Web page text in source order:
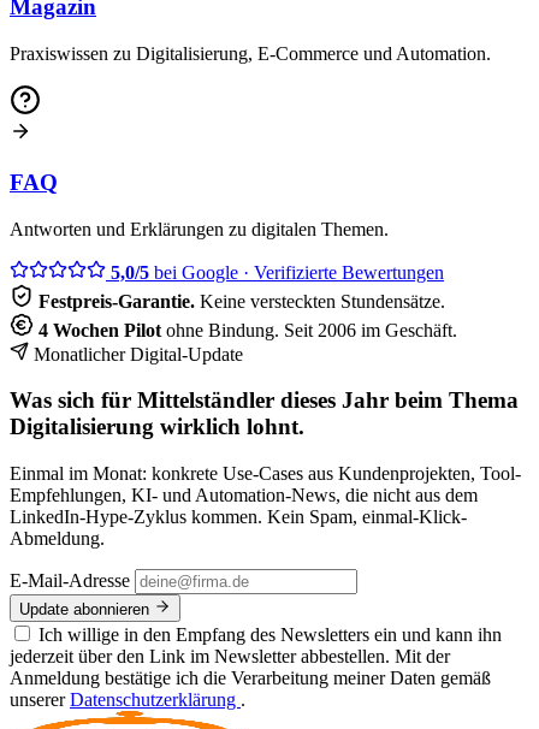
Magazin
Praxiswissen zu Digitalisierung, E-Commerce und Automation.
FAQ
Antworten und Erklärungen zu digitalen Themen.
5,0/5 bei Google · Verifizierte Bewertungen
Festpreis-Garantie. Keine versteckten Stundensätze.
4 Wochen Pilot ohne Bindung. Seit 2006 im Geschäft.
Monatlicher Digital-Update
Was sich für Mittelständler dieses Jahr beim Thema
Digitalisierung wirklich lohnt.
Einmal im Monat: konkrete Use-Cases aus Kundenprojekten, Tool-
Empfehlungen, KI- und Automation-News, die nicht aus dem
LinkedIn-Hype-Zyklus kommen. Kein Spam, einmal-Klick-
Abmeldung.
E-Mail-Adresse
Update abonnieren
Ich willige in den Empfang des Newsletters ein und kann ihn
jederzeit über den Link im Newsletter abbestellen. Mit der
Anmeldung bestätige ich die Verarbeitung meiner Daten gemäß
unsererDatenschutzerklärung .